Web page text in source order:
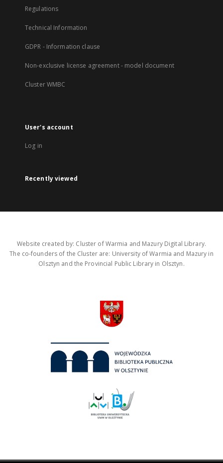
Regulations
Technical Information
GDPR - Information clause
Non-exclusive license agreement - model document
Cluster WMBC
User's account
Log in
Recently viewed
Website created by: Cluster of Warmia and Mazury Digital Library.
The co-founders of the Cluster are: University of Warmia and Mazury in
Olsztyn and the Provincial Public Library in Olsztyn.